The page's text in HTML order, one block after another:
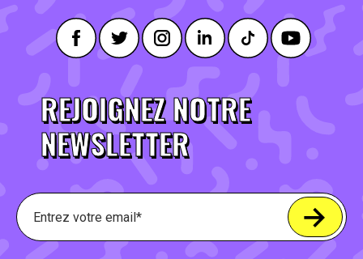
REJOIGNEZ NOTRE
NEWSLETTER